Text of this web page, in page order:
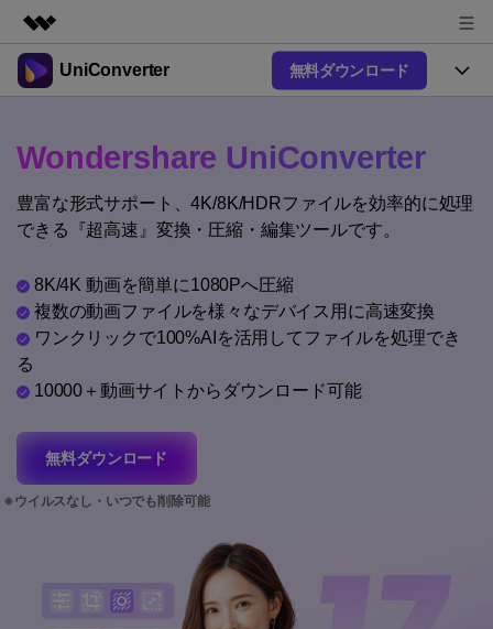
製品
ユーティリティ
概要
ソリューション
プラン＆価格
サポート
UniConverter 無料ダウンロード
UniConverter-動画変換ソフト
UniConverter Windows版
音声をテキストに
確かつ便利にテキストに変換
New
【簡単】複数の動画ファイルを
Hot
オンラインツール
オンライン動画圧縮ツール
動画・画像の無料圧縮
オンライン動画変換ツール
動画・音声・画像の無料変換
Hot
Ver17へアップグレード
使い方&コツ
操作ガイド
特集ページ
サポート
サポートセンター
バージョン履歴
search
Wondershare UniConverter
豊富な形式サポート、4K/8K/HDRファイルを効率的に処理
できる『超高速』変換・圧縮・編集ツールです。
8K/4K 動画を簡単に1080Pへ圧縮
複数の動画ファイルを様々なデバイス用に高速変換
ワンクリックで100%AIを活用してファイルを処理でき
る
10000＋動画サイトからダウンロード可能
無料ダウンロード